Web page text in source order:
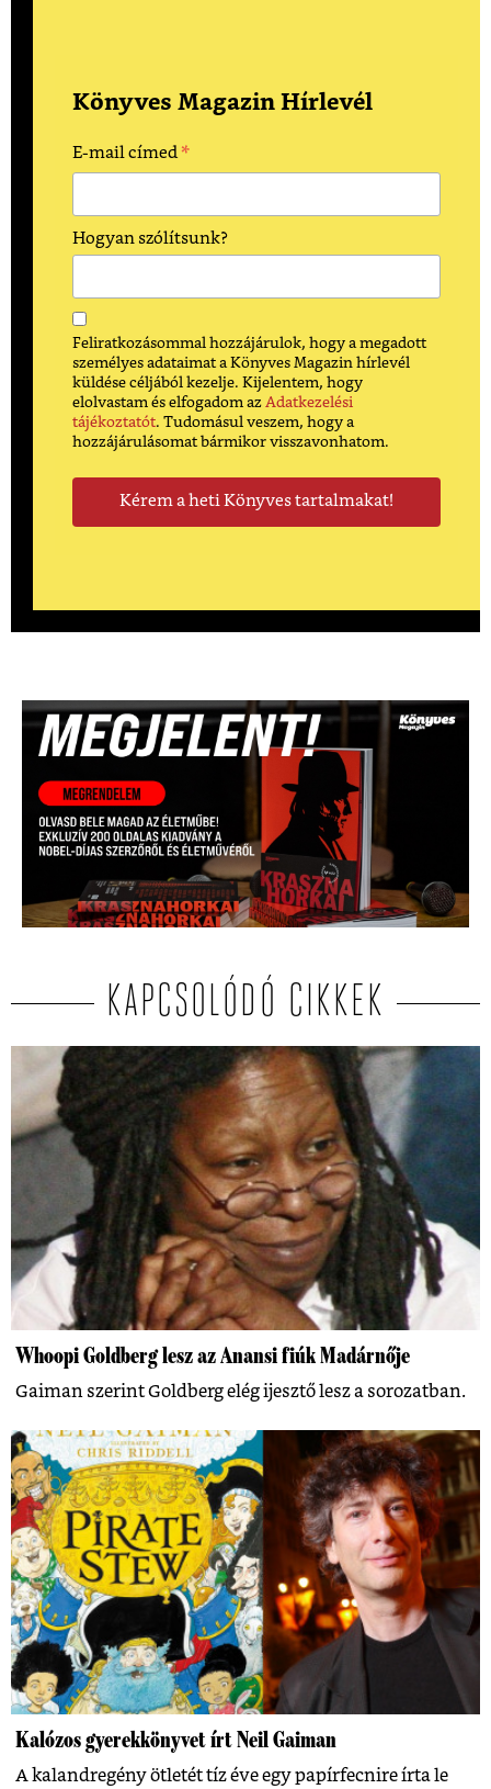
Könyves Magazin Hírlevél
E-mail címed *
Hogyan szólítsunk?
Feliratkozásommal hozzájárulok, hogy a megadott
személyes adataimat a Könyves Magazin hírlevél
küldése céljából kezelje. Kijelentem, hogy
elolvastam és elfogadom az Adatkezelési
tájékoztatót. Tudomásul veszem, hogy a
hozzájárulásomat bármikor visszavonhatom.
KAPCSOLÓDÓ CIKKEK
Whoopi Goldberg lesz az Anansi fiúk Madárnője
Gaiman szerint Goldberg elég ijesztő lesz a sorozatban.
Kalózos gyerekkönyvet írt Neil Gaiman
A kalandregény ötletét tíz éve egy papírfecnire írta le